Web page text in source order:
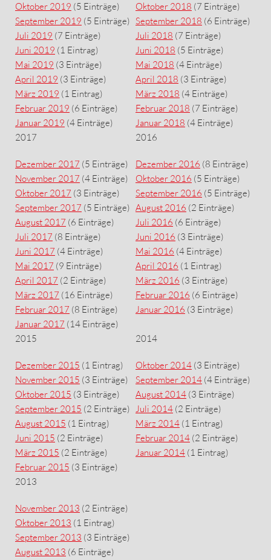
Oktober 2019 (5 Einträge)
September 2019 (5 Einträge)
Juli 2019 (7 Einträge)
Juni 2019 (1 Eintrag)
Mai 2019 (3 Einträge)
April 2019 (3 Einträge)
März 2019 (1 Eintrag)
Februar 2019 (6 Einträge)
Januar 2019 (4 Einträge)
Oktober 2018 (7 Einträge)
September 2018 (6 Einträge)
Juli 2018 (7 Einträge)
Juni 2018 (5 Einträge)
Mai 2018 (4 Einträge)
April 2018 (3 Einträge)
März 2018 (4 Einträge)
Februar 2018 (7 Einträge)
Januar 2018 (4 Einträge)
2017
Dezember 2017 (5 Einträge)
November 2017 (4 Einträge)
Oktober 2017 (3 Einträge)
September 2017 (5 Einträge)
August 2017 (6 Einträge)
Juli 2017 (8 Einträge)
Juni 2017 (4 Einträge)
Mai 2017 (9 Einträge)
April 2017 (2 Einträge)
März 2017 (16 Einträge)
Februar 2017 (8 Einträge)
Januar 2017 (14 Einträge)
2016
Dezember 2016 (8 Einträge)
Oktober 2016 (5 Einträge)
September 2016 (5 Einträge)
August 2016 (2 Einträge)
Juli 2016 (6 Einträge)
Juni 2016 (3 Einträge)
Mai 2016 (4 Einträge)
April 2016 (1 Eintrag)
März 2016 (3 Einträge)
Februar 2016 (6 Einträge)
Januar 2016 (3 Einträge)
2015
Dezember 2015 (1 Eintrag)
November 2015 (3 Einträge)
Oktober 2015 (3 Einträge)
September 2015 (2 Einträge)
August 2015 (1 Eintrag)
Juni 2015 (2 Einträge)
März 2015 (2 Einträge)
Februar 2015 (3 Einträge)
2014
Oktober 2014 (3 Einträge)
September 2014 (4 Einträge)
August 2014 (3 Einträge)
Juli 2014 (2 Einträge)
März 2014 (1 Eintrag)
Februar 2014 (2 Einträge)
Januar 2014 (1 Eintrag)
2013
November 2013 (2 Einträge)
Oktober 2013 (1 Eintrag)
September 2013 (3 Einträge)
August 2013 (6 Einträge)